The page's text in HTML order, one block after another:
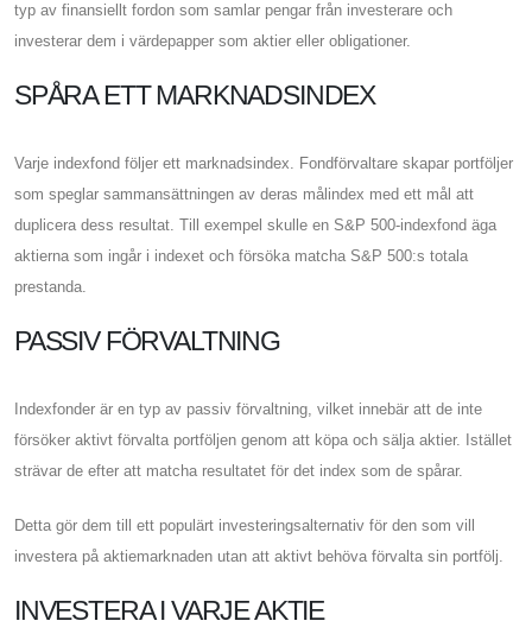
typ av finansiellt fordon som samlar pengar från investerare och
investerar dem i värdepapper som aktier eller obligationer.
SPÅRA ETT MARKNADSINDEX
Varje indexfond följer ett marknadsindex. Fondförvaltare skapar portföljer
som speglar sammansättningen av deras målindex med ett mål att
duplicera dess resultat. Till exempel skulle en S&P 500-indexfond äga
aktierna som ingår i indexet och försöka matcha S&P 500:s totala
prestanda.
PASSIV FÖRVALTNING
Indexfonder är en typ av passiv förvaltning, vilket innebär att de inte
försöker aktivt förvalta portföljen genom att köpa och sälja aktier. Istället
strävar de efter att matcha resultatet för det index som de spårar.
Detta gör dem till ett populärt investeringsalternativ för den som vill
investera på aktiemarknaden utan att aktivt behöva förvalta sin portfölj.
INVESTERA I VARJE AKTIE